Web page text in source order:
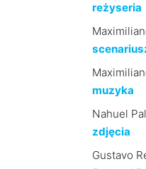
reżyseria
muzyka
Nahuel
zdjęcia
Gustavo